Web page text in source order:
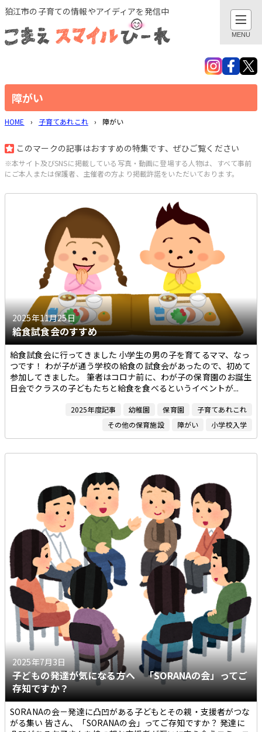
このページの本文へ
狛江市の子育ての情報やアイディアを発信中
MENU
検索
地域とつながる
子育てグッズ
作ってみました
過去の記事一覧
障がい
HOME › 子育てあれこれ › 障がい
このマークの記事はおすすめの特集です、ぜひご覧ください
※本サイト及びSNSに掲載している写真・動画に登場する人物は、すべて事前
にご本人または保護者、主催者の方より掲載許諾をいただいております。
2025年11月25日
給食試食会のすすめ
給食試食会に行ってきました 小学生の男の子を育てるママ、なっ
つです！ わが子が通う学校の給食の試食会があったので、初めて
参加してきました。 筆者はコロナ前に、わが子の保育園のお誕生
日会でクラスの子どもたちと給食を食べるというイベントが...
2025年度記事 幼稚園 保育園
子育てあれこれ
その他の保育施設
障がい 小学校入学
2025年7月3日
子どもの発達が気になる方へ 「SORANAの会」ってご
存知ですか？
SORANAの会－発達に凸凹がある子どもとその親・支援者がつな
がる集い 皆さん、「SORANAの会」ってご存知ですか？ 発達に